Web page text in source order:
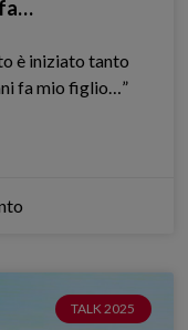
è iniziato tanto
fa mio figlio…”
TALK 2025